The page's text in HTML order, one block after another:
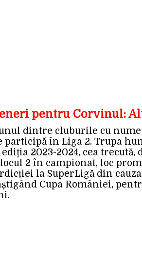
pentru Corvinul:
dintre cluburile cu
participă în Liga 2. Trupa
2023-2024, cea
2 în campionat, loc
la SuperLigă din
Cupa României,